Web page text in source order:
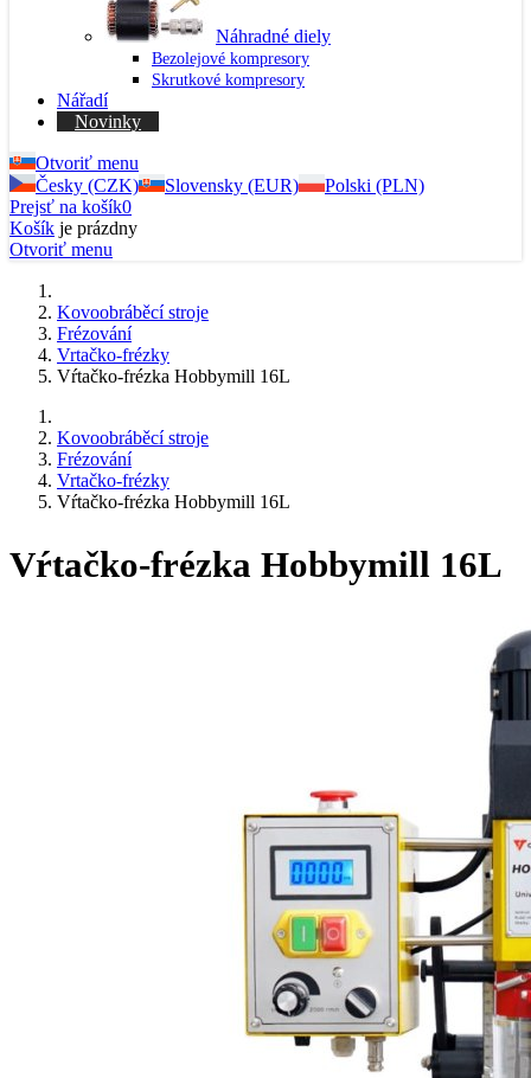
Náhradné diely
Bezolejové kompresory
Skrutkové kompresory
Nářadí
Novinky
Otvoriť menu
Česky (CZK)
Slovensky (EUR)
Polski (PLN)
Prejsť na košík0
Košík je prázdny
Otvoriť menu
Kovoobráběcí stroje
Frézování
Vrtačko-frézky
Vŕtačko-frézka Hobbymill 16L
Kovoobráběcí stroje
Frézování
Vrtačko-frézky
Vŕtačko-frézka Hobbymill 16L
Vŕtačko-frézka Hobbymill 16L